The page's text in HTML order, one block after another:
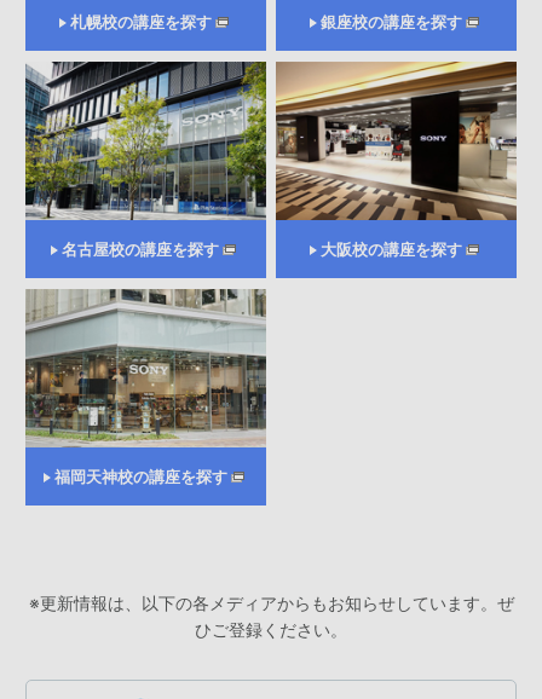
札幌校の講座を探す 銀座校の講座を探す
名古屋校の講座を探す 大阪校の講座を探す
福岡天神校の講座を探す
※更新情報は、以下の各メディアからもお知らせしています。ぜ
ひご登録ください。